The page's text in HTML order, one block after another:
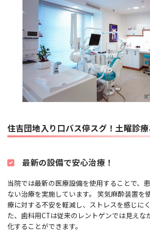
住吉団地入り口バス停スグ！土曜診療
最新の設備で安心治療！
当院では最新の医療設備を使用することで、
ない治療を実施しています。 笑気麻酔装置を
療に対する不安を軽減し、ストレスを感じに
た、歯科用CTは従来のレントゲンでは見えな
化することができます。